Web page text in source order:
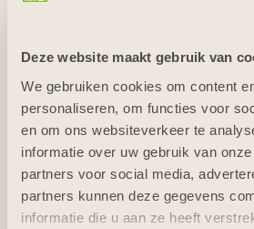
Deze website maakt gebruik van
We gebruiken cookies om content
personaliseren, om functies voor
en om ons websiteverkeer te
informatie over uw gebruik van
partners voor social media,
partners kunnen deze gegevens
informatie die u aan ze heeft